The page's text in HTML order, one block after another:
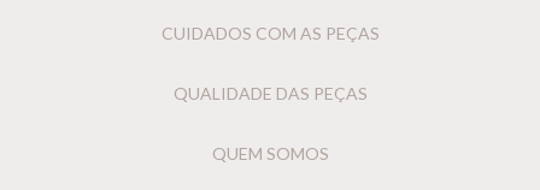
CUIDADOS COM AS PEÇAS
QUALIDADE DAS PEÇAS
QUEM SOMOS